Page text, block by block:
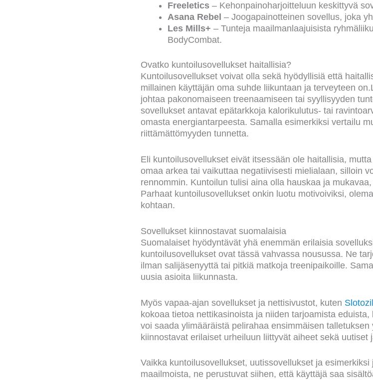
Freeletics – Kehonpainoharjoitteluun keskittyvä
Asana Rebel – Joogapainotteinen sovellus, joka
Les Mills+ – Tunteja maailmanlaajuisista
BodyCombat.
Ovatko kuntoilusovellukset haitallisia?
Kuntoilusovellukset voivat olla sekä hyödyllisiä että
millainen käyttäjän oma suhde liikuntaan ja terveyteen
johtaa pakonomaiseen treenaamiseen tai syyllisyyden
sovellukset antavat epätarkkoja kalorikulutus- tai
omasta energiantarpeesta. Samalla esimerkiksi vertailu
riittämättömyyden tunnetta.
Eli kuntoilusovellukset eivät itsessään ole haitallisia,
omaa arkea tai vaikuttaa negatiivisesti mielialaan, silloin
rennommin. Kuntoilun tulisi aina olla hauskaa ja
Parhaat kuntoilusovellukset onkin luotu motivoiviksi,
kohtaan.
Sovellukset kiinnostavat suomalaisia
Suomalaiset hyödyntävät yhä enemmän erilaisia
kuntoilusovellukset ovat tässä vahvassa nousussa. Ne
ilman salijäsenyyttä tai pitkiä matkoja treenipaikoille.
uusia asioita liikunnasta.
Myös vapaa-ajan sovellukset ja nettisivustot, kuten
kokoaa tietoa nettikasinoista ja niiden tarjoamista
voi saada ylimääräistä pelirahaa ensimmäisen
kiinnostavat erilaiset urheiluun liittyvät aiheet sekä uutiset
Vaikka kuntoilusovellukset, uutissovellukset ja
maailmoista, ne perustuvat siihen, että käyttäjä saa